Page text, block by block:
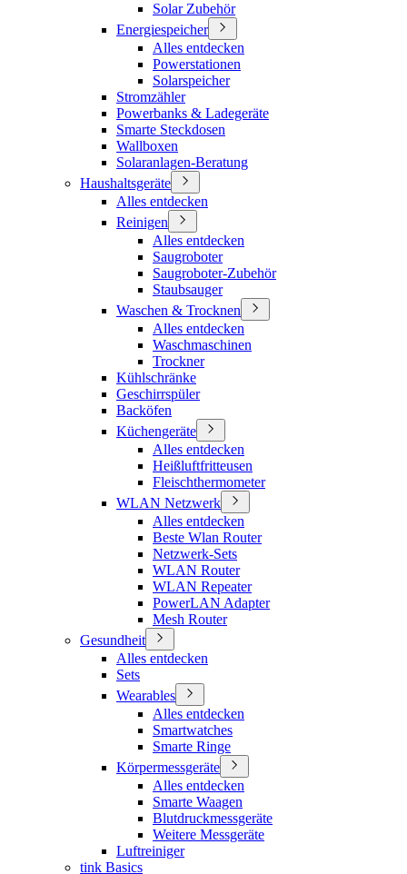
Solar Zubehör
Energiespeicher
Alles entdecken
Powerstationen
Solarspeicher
Stromzähler
Powerbanks & Ladegeräte
Smarte Steckdosen
Wallboxen
Solaranlagen-Beratung
Haushaltsgeräte
Alles entdecken
Reinigen
Alles entdecken
Saugroboter
Saugroboter-Zubehör
Staubsauger
Waschen & Trocknen
Alles entdecken
Waschmaschinen
Trockner
Kühlschränke
Geschirrspüler
Backöfen
Küchengeräte
Alles entdecken
Heißluftfritteusen
Fleischthermometer
WLAN Netzwerk
Alles entdecken
Beste Wlan Router
Netzwerk-Sets
WLAN Router
WLAN Repeater
PowerLAN Adapter
Mesh Router
Gesundheit
Alles entdecken
Sets
Wearables
Alles entdecken
Smartwatches
Smarte Ringe
Körpermessgeräte
Alles entdecken
Smarte Waagen
Blutdruckmessgeräte
Weitere Messgeräte
Luftreiniger
tink Basics